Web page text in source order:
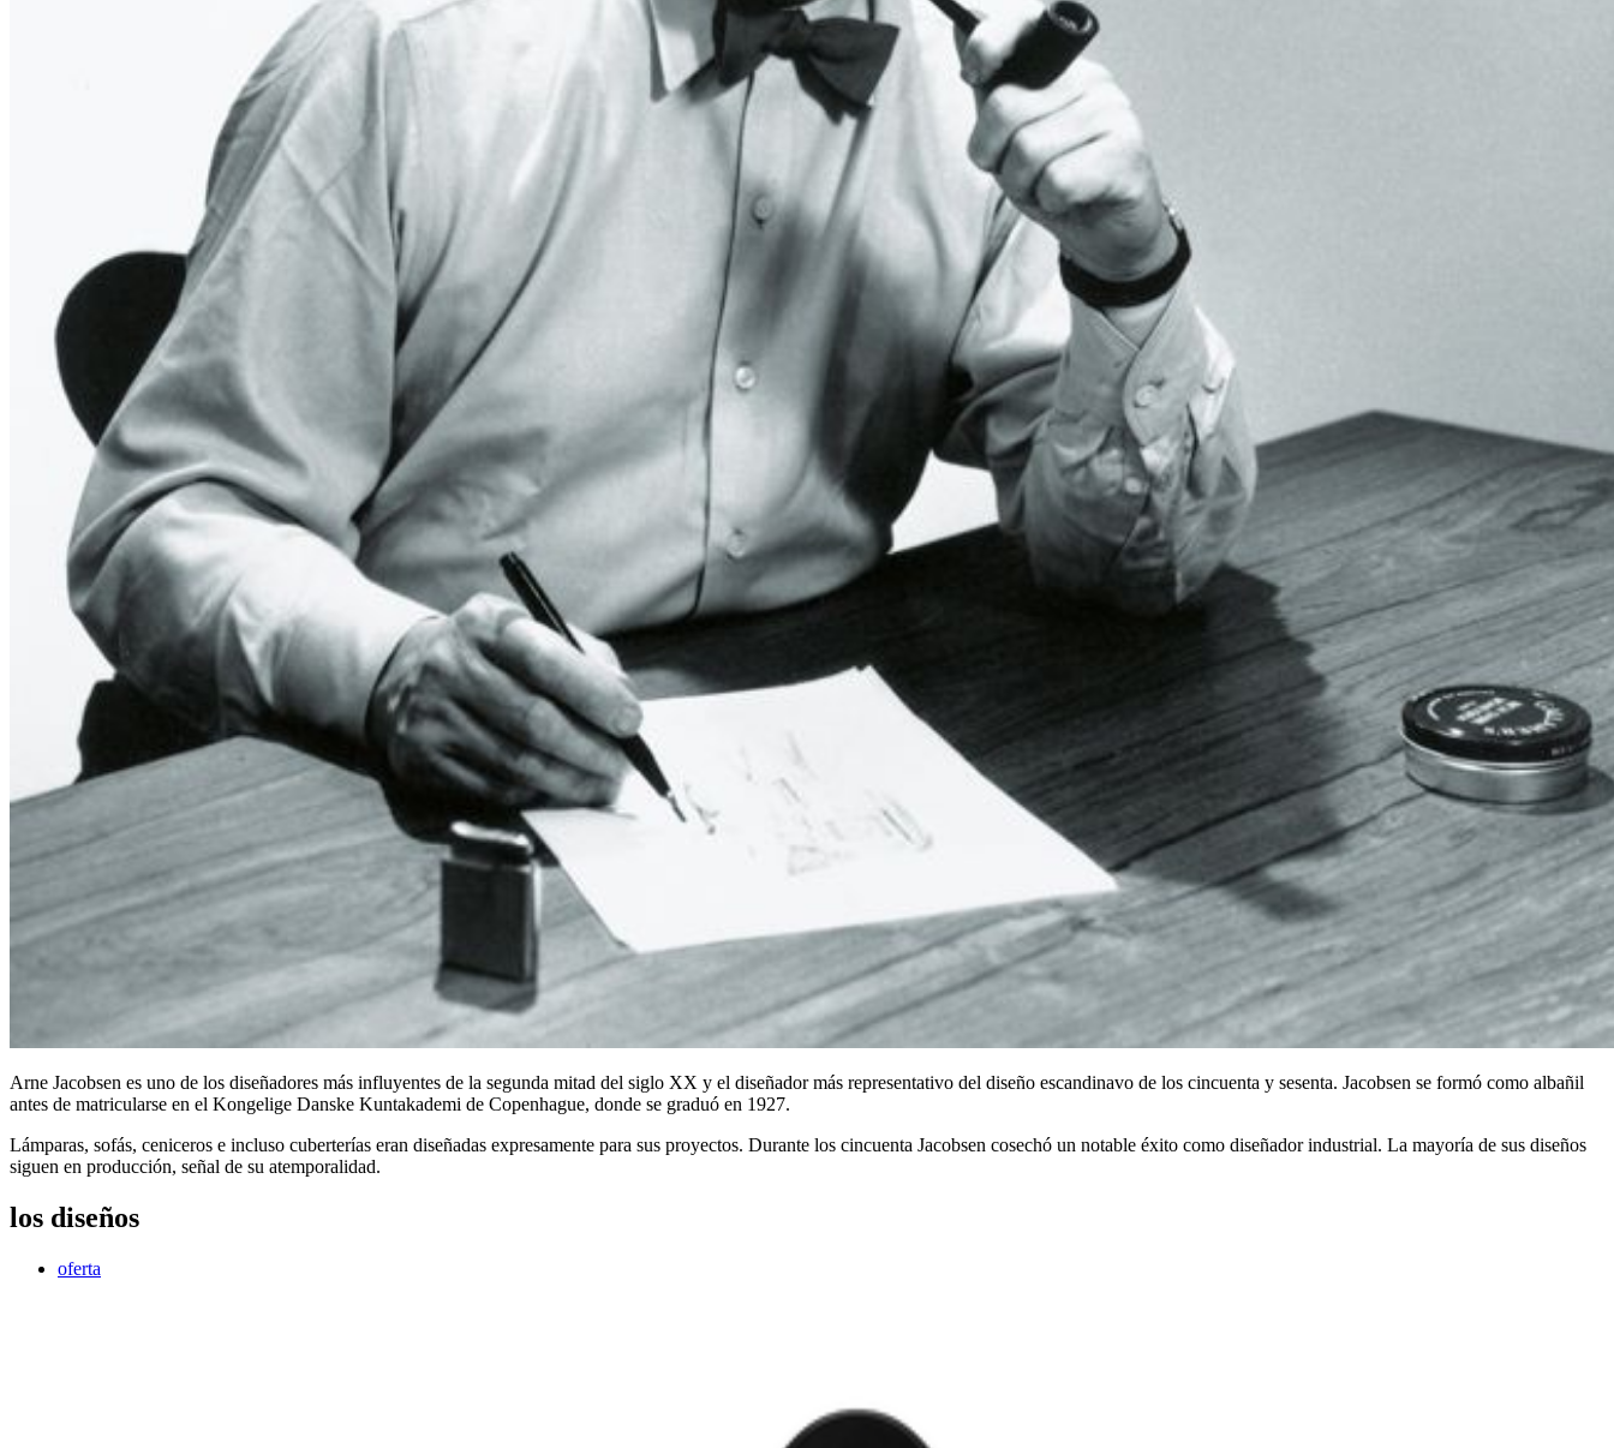
Arne Jacobsen es uno de los diseñadores más influyentes de la segunda mitad del siglo XX y el diseñador más representativo del diseño escandinavo de los cincuenta y sesenta. Jacobsen se formó como albañil
antes de matricularse en el Kongelige Danske Kuntakademi de Copenhague, donde se graduó en 1927.
Lámparas, sofás, ceniceros e incluso cuberterías eran diseñadas expresamente para sus proyectos. Durante los cincuenta Jacobsen cosechó un notable éxito como diseñador industrial. La mayoría de sus diseños
siguen en producción, señal de su atemporalidad.
los diseños
oferta